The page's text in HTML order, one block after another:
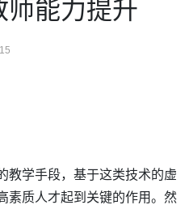
师能力提升
教学手段，基于这类技术的虚
素质人才起到关键的作用。然